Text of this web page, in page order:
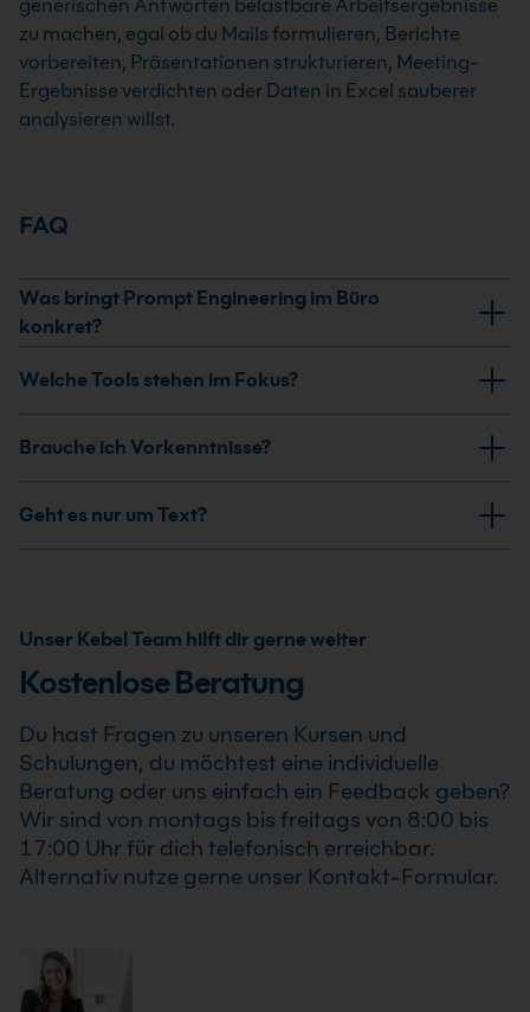
generischen Antworten belastbare Arbeitsergebnisse
zu machen, egal ob du Mails formulieren, Berichte
vorbereiten, Präsentationen strukturieren, Meeting-
Ergebnisse verdichten oder Daten in Excel sauberer
analysieren willst.
FAQ
Was bringt Prompt Engineering im Büro
konkret?
Formulierungen. Du lernst, Ziel, Kontext, Format und
Quellen so vorzugeben, dass E-Mails, Protokolle,
Entwürfe, Zusammenfassungen und Analysen mit
weniger Nacharbeit nutzbar werden. Genau diese
Struktur empfehlen Microsoft und OpenAI für bessere
Welche Tools stehen im Fokus?
Copilot und Google Gemini, weil sie bereits direkt in
typische Arbeitsumgebungen eingebettet sind. Kebel
deckt dazu sowohl allgemeine KI-Tools im Arbeitsalltag
als auch spezialisierte Copilot- und Prompt-
Brauche ich Vorkenntnisse?
Für viele Einstiegsangebote reichen grundlegende PC-
und Internet-Kenntnisse oder ein allgemeines Interesse
an KI. Spezifischere Formate, etwa für Controlling oder
Geht es nur um Text?
teambezogene Workflows. Kebel bietet dafür unter
anderem Microsoft 365 Copilot Grundlagen, Excel
weiterführende Angebote rund um Agents an.
Unser Kebel Team hilft dir gerne weiter
Kostenlose Beratung
Du hast Fragen zu unseren Kursen und
Schulungen, du möchtest eine individuelle
Beratung oder uns einfach ein Feedback geben?
Wir sind von montags bis freitags von 8:00 bis
17:00 Uhr für dich telefonisch erreichbar.
Alternativ nutze gerne unser Kontakt-Formular.